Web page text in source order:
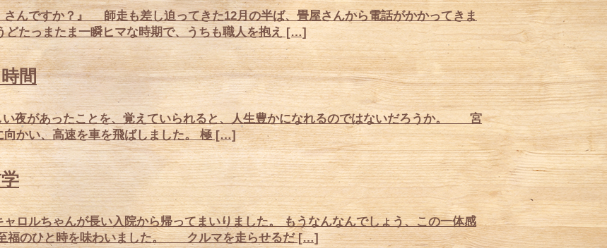
んですか？』 師走も差し迫ってきた12月の半ば、畳屋さんから電話がかかってきま
たっまたま一瞬ヒマな時期で、うちも職人を抱え […]
間
あったことを、覚えていられると、人生豊かになれるのではないだろうか。 宮
向かい、高速を車を飛ばしました。 極 […]
ロルちゃんが長い入院から帰ってまいりました。 もうなんなんでしょう、この一体感
福のひと時を味わいました。 クルマを走らせるだ […]